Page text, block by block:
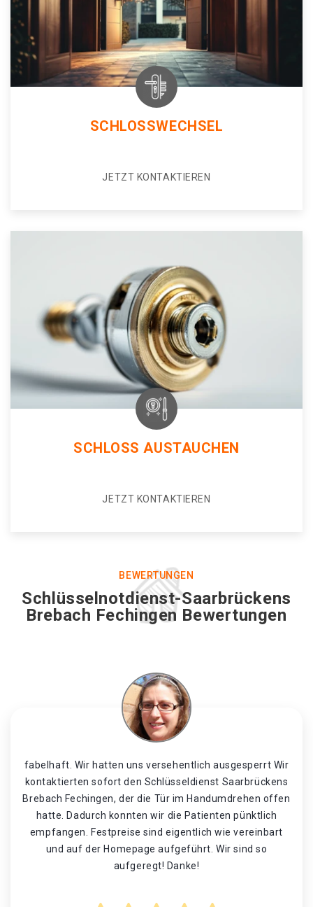
SCHLOSSWECHSEL
JETZT KONTAKTIEREN
SCHLOSS AUSTAUCHEN
JETZT KONTAKTIEREN
BEWERTUNGEN
Schlüsselnotdienst-Saarbrückens
Brebach Fechingen Bewertungen
fabelhaft. Wir hatten uns versehentlich ausgesperrt Wir
kontaktierten sofort den Schlüsseldienst Saarbrückens
Brebach Fechingen, der die Tür im Handumdrehen offen
hatte. Dadurch konnten wir die Patienten pünktlich
empfangen. Festpreise sind eigentlich wie vereinbart
und auf der Homepage aufgeführt. Wir sind so
aufgeregt! Danke!